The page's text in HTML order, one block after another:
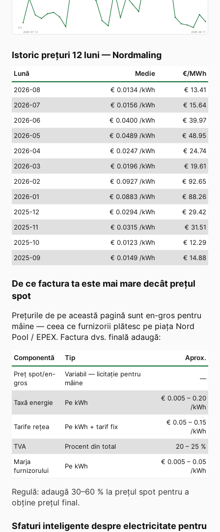
€3
2026-07-12
2026-08-11
Istoric prețuri 12 luni — Nordmaling
Lună Medie €/MWh
2026-08 € 0.0134 /kWh
€ 13.41
2026-07
€ 0.0156 /kWh
€ 15.64
2026-06
€ 0.0400 /kWh
€ 39.97
2026-05
€ 0.0489 /kWh
€ 48.95
2026-04
€ 0.0247 /kWh
€ 24.74
2026-03
€ 0.0196 /kWh
€ 19.61
2026-02
€ 0.0927 /kWh
€ 92.65
2026-01
€ 0.0883 /kWh
€ 88.26
2025-12
€ 0.0294 /kWh
€ 29.42
2025-11
€ 0.0315 /kWh
€ 31.51
2025-10
€ 0.0123 /kWh
€ 12.29
2025-09
€ 0.0149 /kWh € 14.88
De ce factura ta este mai mare decât prețul
spot
Prețurile de pe această pagină sunt en-gros pentru
mâine — ceea ce furnizorii plătesc pe piața Nord
Pool / EPEX. Factura dvs. finală adaugă:
Componentă Tip Aprox.
Preț spot/en-
gros
Variabil — licitație pentru
mâine
—
Taxă energie Pe kWh
€ 0.005 – 0.20
/kWh
Tarife rețea Pe kWh + tarif fix
€ 0.05 – 0.15
/kWh
TVA
Procent din total
20 – 25 %
Marja
furnizorului
Pe kWh
€ 0.005 – 0.05
/kWh
Regulă: adaugă 30–60 % la prețul spot pentru a
obține prețul final.
Sfaturi inteligente despre electricitate pentru